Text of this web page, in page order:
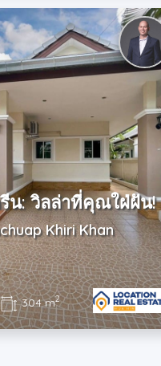
รีน: วิลล่าที่คุณใฝ่ฝัน!
Khiri Khan
304 m2